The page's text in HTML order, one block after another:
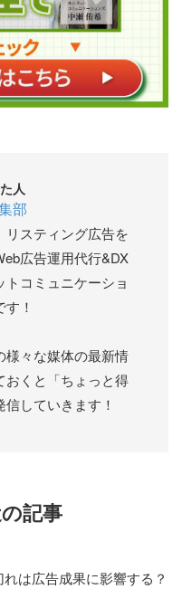
人
部
リスティング広告を
広告運用代行&DX
コミュニケーショ
！
様々な媒体の最新情
おくと「ちょっと得
していきます！
記事
は広告成果に影響する？